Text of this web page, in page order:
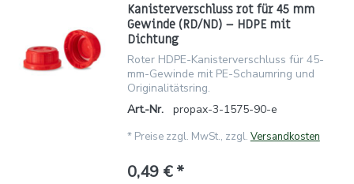
Kanisterverschluss rot für 45 mm
Gewinde (RD/ND) – HDPE mit
Dichtung
Roter HDPE-Kanisterverschluss für 45-
mm-Gewinde mit PE-Schaumring und
Originalitätsring.
Art.-Nr.
propax-3-1575-90-e
* Preise zzgl. MwSt., zzgl. Versandkosten
0,49 € *